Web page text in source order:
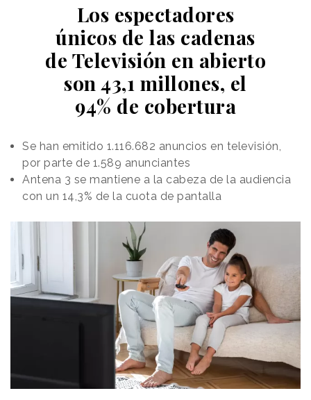
Los espectadores
únicos de las cadenas
de Televisión en abierto
son 43,1 millones, el
94% de cobertura
Se han emitido 1.116.682 anuncios en televisión,
por parte de 1.589 anunciantes
Antena 3 se mantiene a la cabeza de la audiencia
con un 14,3% de la cuota de pantalla